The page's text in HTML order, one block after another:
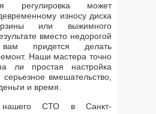
регулировка может
износу диска
или выжимного
вместо недорогой
вам придется делать
Наши мастера точно
ли простая настройка
вмешательство,
и время.
нашего СТО в Санкт-